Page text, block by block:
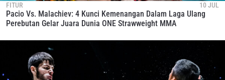
FITUR 10 JUL
Pacio Vs. Malachiev: 4 Kunci Kemenangan Dalam Laga Ulang
Perebutan Gelar Juara Dunia ONE Strawweight MMA